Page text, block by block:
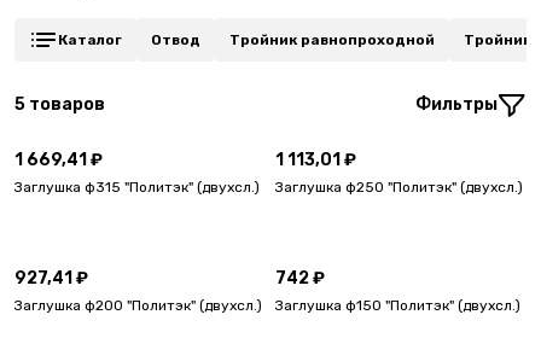
Каталог Отвод Тройник равнопроходной Тройник
5 товаров Фильтры
1 669,41 ₽
Заглушка ф315 "Политэк" (двухсл.)
1 113,01 ₽
Заглушка ф250 "Политэк" (двухсл.)
927,41 ₽
Заглушка ф200 "Политэк" (двухсл.)
742 ₽
Заглушка ф150 "Политэк" (двухсл.)